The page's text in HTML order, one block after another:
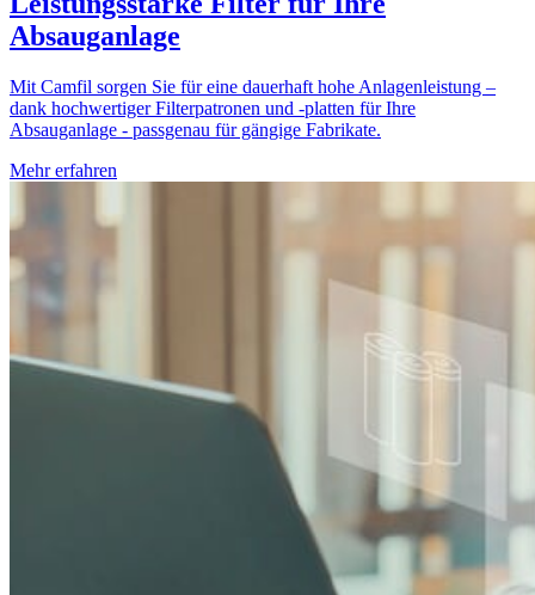
Absauganlage
Mit Camfil sorgen Sie für eine dauerhaft hohe Anlagenleistung –
dank hochwertiger Filterpatronen und -platten für Ihre
Absauganlage - passgenau für gängige Fabrikate.
Mehr erfahren